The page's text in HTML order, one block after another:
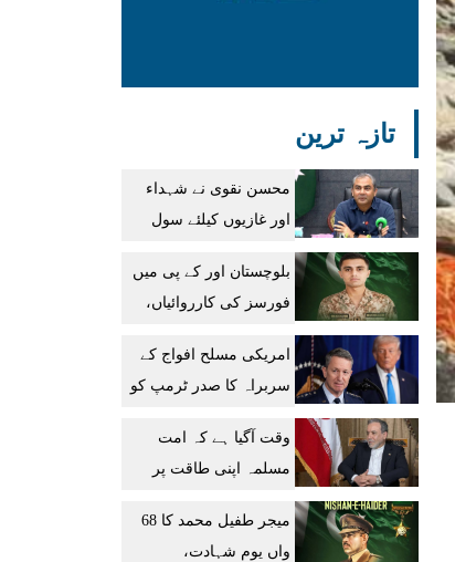
تازہ ترین
محسن نقوی نے شہداء
اور غازیوں کیلئے سول
دی
بلوچستان اور کے پی میں
فورسز کی کارروائیاں،
گرفتار، کیپٹن شہید
امریکی مسلح افواج کے
سربراہ کا صدر ٹرمپ کو
مشورہ
وقت آگیا ہے کہ امت
مسلمہ اپنی طاقت پر
خارجہ
میجر طفیل محمد کا 68
واں یوم شہادت،